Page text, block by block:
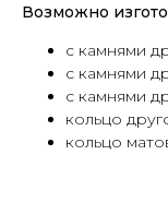
Возможно
с камнями
с камнями
с камнями
кольцо
кольцо